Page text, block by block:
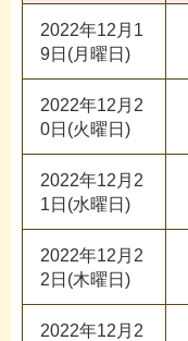
2022年12月1
9日(月曜日)
2022年12月2
0日(火曜日)
2022年12月2
1日(水曜日)
2022年12月2
2日(木曜日)
2022年12月2